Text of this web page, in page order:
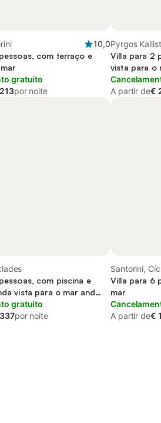
10,0
com terraço e
gratuito
por noite
Pyrgos
Villa para 2
vista para o
A partir de€
com piscina e
vista para o mar and
gratuito
por noite
Santorini,
Villa para 6
mar
A partir de€